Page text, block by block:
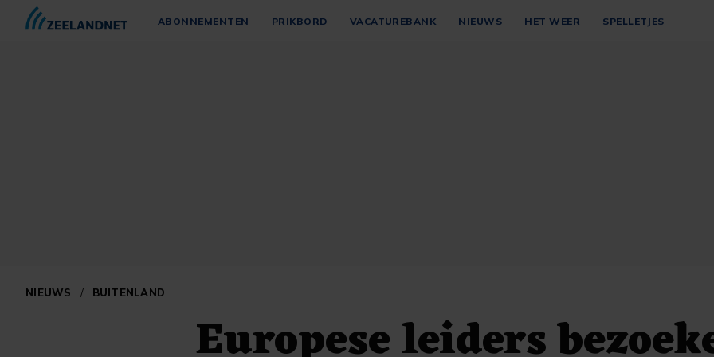
ABONNEMENTEN PRIKBORD VACATUREBANK NIEUWS HET WEER SPELLETJES
NIEUWS / BUITENLAND